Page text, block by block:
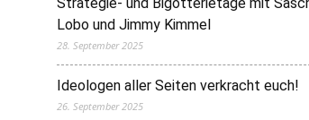
Lobo und Jimmy Kimmel
28. September 2025
Ideologen aller Seiten verkracht euch!
26. September 2025